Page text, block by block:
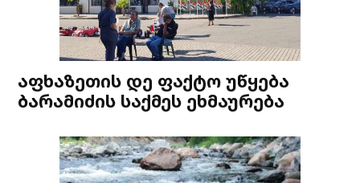
აფხაზეთის დე ფაქტო უწყება
ბარამიძის საქმეს ეხმაურება